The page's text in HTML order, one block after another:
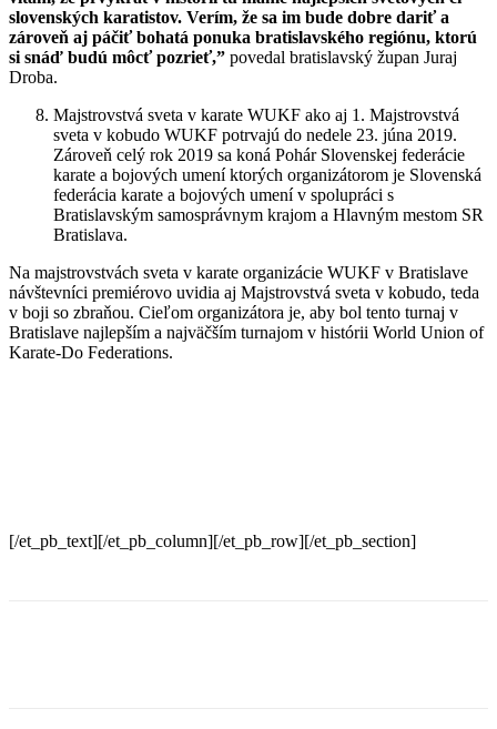
slovenských karatistov. Verím, že sa im bude dobre dariť a
zároveň aj páčiť bohatá ponuka bratislavského regiónu, ktorú
si snáď budú môcť pozrieť,” povedal bratislavský župan Juraj
Droba.
Majstrovstvá sveta v karate WUKF ako aj 1. Majstrovstvá
sveta v kobudo WUKF potrvajú do nedele 23. júna 2019.
Zároveň celý rok 2019 sa koná Pohár Slovenskej federácie
karate a bojových umení ktorých organizátorom je Slovenská
federácia karate a bojových umení v spolupráci s
Bratislavským samosprávnym krajom a Hlavným mestom SR
Bratislava.
Na majstrovstvách sveta v karate organizácie WUKF v Bratislave
návštevníci premiérovo uvidia aj Majstrovstvá sveta v kobudo, teda
v boji so zbraňou. Cieľom organizátora je, aby bol tento turnaj v
Bratislave najlepším a najväčším turnajom v histórii World Union of
Karate-Do Federations.
[/et_pb_text][/et_pb_column][/et_pb_row][/et_pb_section]